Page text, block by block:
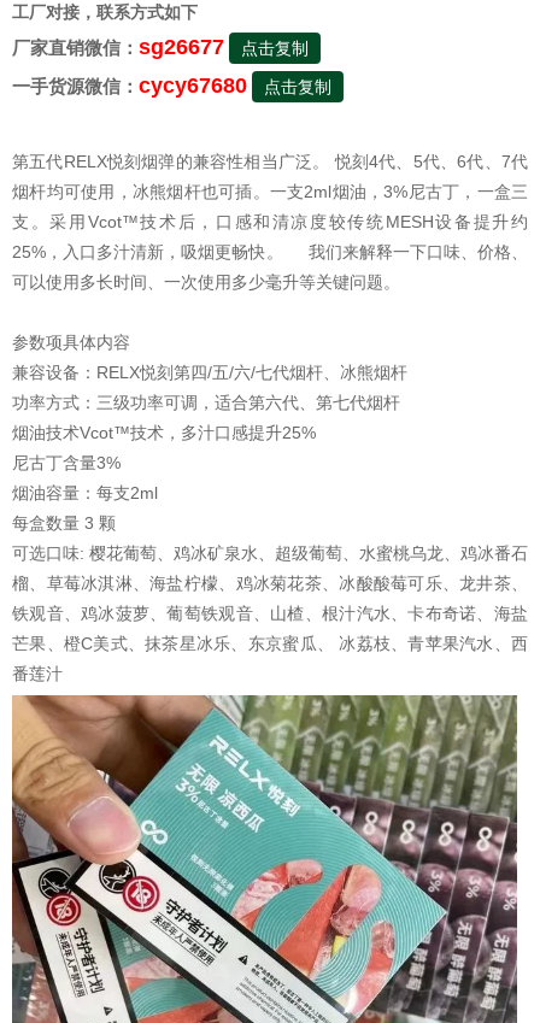
工厂对接，联系方式如下
厂家直销微信： sg26677 点击复制
一手货源微信： cycy67680 点击复制
第五代RELX悦刻烟弹的兼容性相当广泛。 悦刻4代、5代、6代、7代
烟杆均可使用，冰熊烟杆也可插。一支2ml烟油，3%尼古丁，一盒三
支。采用Vcot™技术后，口感和清凉度较传统MESH设备提升约
25%，入口多汁清新，吸烟更畅快。 我们来解释一下口味、价格、
可以使用多长时间、一次使用多少毫升等关键问题。
参数项具体内容
兼容设备：RELX悦刻第四/五/六/七代烟杆、冰熊烟杆
功率方式：三级功率可调，适合第六代、第七代烟杆
烟油技术Vcot™技术，多汁口感提升25%
尼古丁含量3%
烟油容量：每支2ml
每盒数量 3 颗
可选口味: 樱花葡萄、鸡冰矿泉水、超级葡萄、水蜜桃乌龙、鸡冰番石
榴、草莓冰淇淋、海盐柠檬、鸡冰菊花茶、冰酸酸莓可乐、龙井茶、
铁观音、鸡冰菠萝、葡萄铁观音、山楂、根汁汽水、卡布奇诺、海盐
芒果、橙C美式、抹茶星冰乐、东京蜜瓜、 冰荔枝、青苹果汽水、西
番莲汁